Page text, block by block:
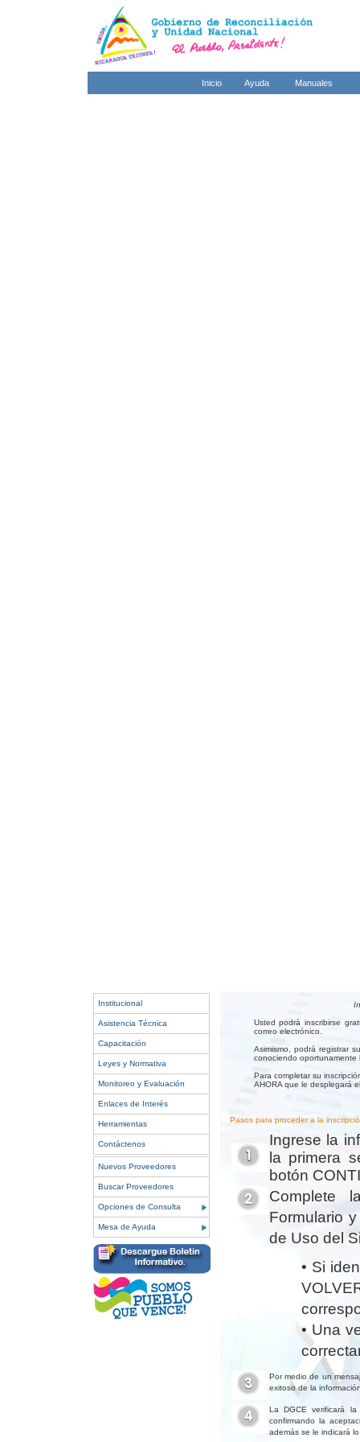
Inicio Ayuda Manuales
Institucional
Asistencia Técnica
Capacitación
Leyes y Normativa
Monitoreo y Evaluación
Enlaces de Interés
Herramientas
Contáctenos
Nuevos Proveedores
Buscar Proveedores
Opciones de Consulta
Mesa de Ayuda
Usted podrá inscribirse
correo electrónico.
Asimismo, podrá registrar
conociendo oportunamente
Para completar su
AHORA que le desplegará
Pasos para proceder a la
Ingrese la
la primera
botón
Complete
Formulario
de Uso del
• Si
• Una
Por medio de un
exitoso de la
La DGCE verificará
confirmando la
además se le indicará